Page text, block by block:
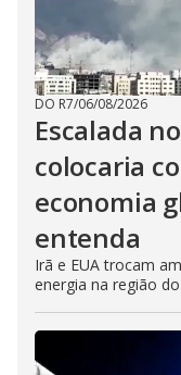
DO R7/06/08/2026
Escalada
colocaria
economia
entenda
Irã e EUA trocam
energia na região